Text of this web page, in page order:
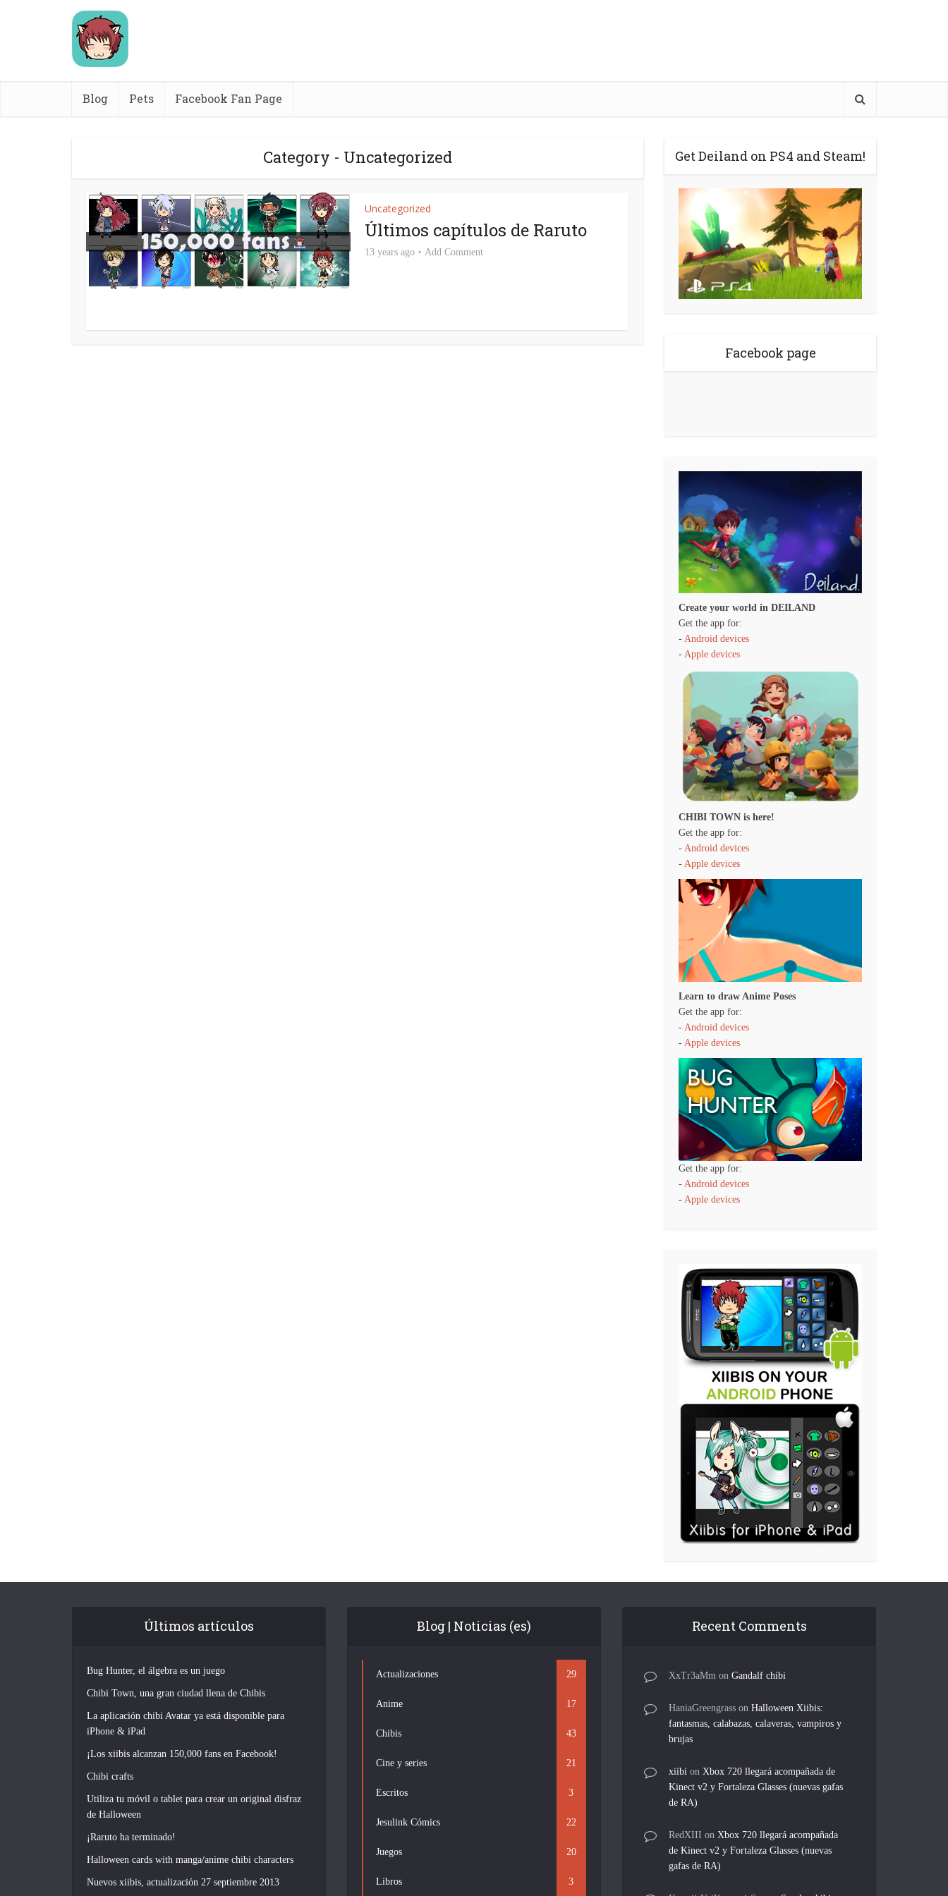
Blog Pets Facebook Fan Page
Category - Uncategorized
Uncategorized
Últimos capítulos de Raruto
13 years ago Add Comment
Get Deiland on PS4 and Steam!
Facebook page
Create your world in DEILAND
Get the app for:
- Android devices
- Apple devices
CHIBI TOWN is here!
Get the app for:
- Android devices
- Apple devices
Learn to draw Anime Poses
Get the app for:
- Android devices
- Apple devices
Get the app for:
- Android devices
- Apple devices
Últimos artículos
Bug Hunter, el álgebra es un juego
Chibi Town, una gran ciudad llena de Chibis
La aplicación chibi Avatar ya está disponible para
iPhone & iPad
¡Los xiibis alcanzan 150,000 fans en Facebook!
Chibi crafts
Utiliza tu móvil o tablet para crear un original disfraz
de Halloween
¡Raruto ha terminado!
Halloween cards with manga/anime chibi characters
Nuevos xiibis, actualización 27 septiembre 2013
Blog | Noticias (es)
Actualizaciones 29
Anime 17
Chibis 43
Cine y series 21
Escritos 3
Jesulink Cómics 22
Juegos 20
Libros 3
Recent Comments
XxTr3aMm onGandalf chibi
HaniaGreengrass onHalloween Xiibis:
fantasmas, calabazas, calaveras, vampiros y
brujas
xiibi on Xbox 720 llegará acompañada de
Kinect v2 y Fortaleza Glasses (nuevas gafas
de RA)
RedXIII on Xbox 720 llegará acompañada
de Kinect v2 y Fortaleza Glasses (nuevas
gafas de RA)